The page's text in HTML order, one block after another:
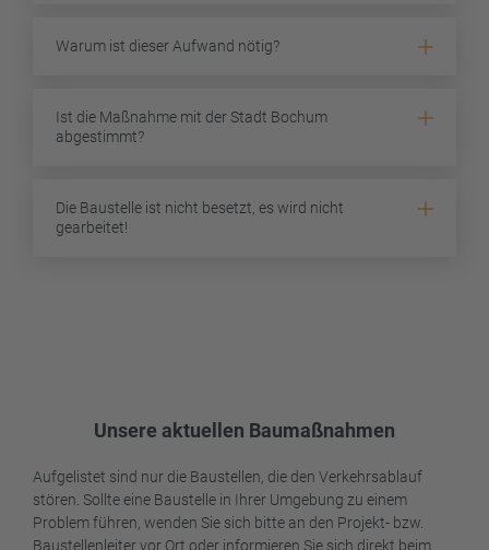
Warum ist dieser Aufwand nötig?
Ist die Maßnahme mit der Stadt Bochum
abgestimmt?
Die Baustelle ist nicht besetzt, es wird nicht
gearbeitet!
Unsere aktuellen Baumaßnahmen
Aufgelistet sind nur die Baustellen, die den Verkehrsablauf
stören. Sollte eine Baustelle in Ihrer Umgebung zu einem
Problem führen, wenden Sie sich bitte an den Projekt- bzw.
Baustellenleiter vor Ort oder informieren Sie sich direkt beim